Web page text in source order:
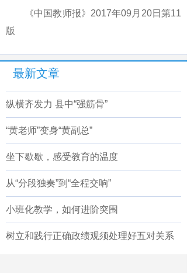
《中国教师报》2017年09月20日第11
版
最新文章
纵横齐发力 县中“强筋骨”
“黄老师”变身“黄副总”
坐下歇歇，感受教育的温度
从“分段独奏”到“全程交响”
小班化教学，如何进阶突围
树立和践行正确政绩观须处理好五对关系